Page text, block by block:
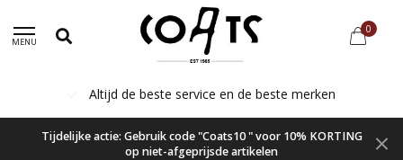
MENU
0
de beste merken Voor 16.00 besteld,
Tijdelijke actie: Gebruik code "Coats10 " voor 10% KORTING
op niet-afgeprijsde artikelen